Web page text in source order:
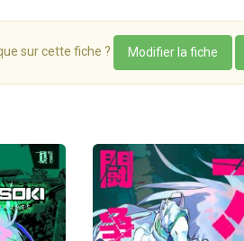
sur cette fiche ? Modifier la fiche